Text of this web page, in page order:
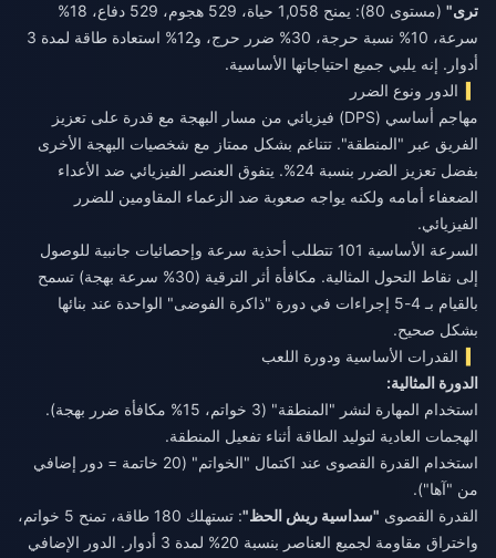
ترى"
(مستوى 80): يمنح 1,058 حياة، 529 هجوم، 529 دفاع، 18%
سرعة، 10% نسبة حرجة، 30% ضرر حرج، و12% استعادة طاقة لمدة 3
أدوار. إنه يلبي جميع احتياجاتها الأساسية.
الدور ونوع الضرر
مهاجم أساسي (DPS) فيزيائي من مسار البهجة مع قدرة على تعزيز
الفريق عبر "المنطقة". تتناغم بشكل ممتاز مع شخصيات البهجة الأخرى
بفضل تعزيز الضرر بنسبة 24%. يتفوق العنصر الفيزيائي ضد الأعداء
الضعفاء أمامه ولكنه يواجه صعوبة ضد الزعماء المقاومين للضرر
الفيزيائي.
السرعة الأساسية 101 تتطلب أحذية سرعة وإحصائيات جانبية للوصول
إلى نقاط التحول المثالية. مكافأة أثر الترقية (30% سرعة بهجة) تسمح
بالقيام بـ 4-5 إجراءات في دورة "ذاكرة الفوضى" الواحدة عند بنائها
بشكل صحيح.
القدرات الأساسية ودورة اللعب
الدورة المثالية:
استخدام المهارة لنشر "المنطقة" (3 خواتم، 15% مكافأة ضرر بهجة).
الهجمات العادية لتوليد الطاقة أثناء تفعيل المنطقة.
استخدام القدرة القصوى عند اكتمال "الخواتم" (20 خاتمة = دور إضافي
من "آها").
القدرة القصوى "سداسية ريش الحظ"
: تستهلك 180 طاقة، تمنح 5 خواتم،
واختراق مقاومة لجميع العناصر بنسبة 20% لمدة 3 أدوار. الدور الإضافي